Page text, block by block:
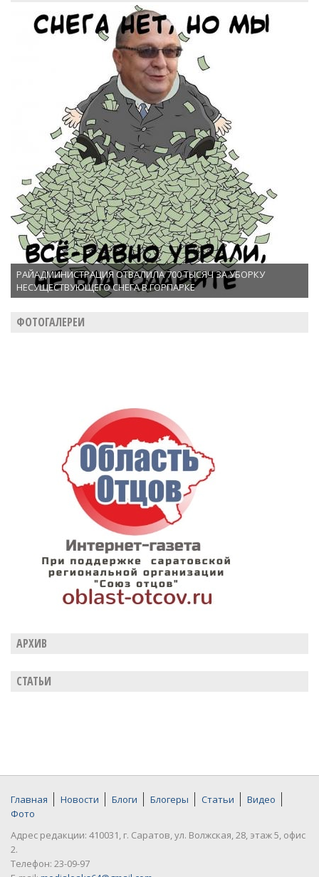
РАЙАДМИНИСТРАЦИЯ ОТВАЛИЛА 700 ТЫСЯЧ ЗА УБОРКУ
НЕСУЩЕСТВУЮЩЕГО СНЕГА В ГОРПАРКЕ
ФОТОГАЛЕРЕИ
АРХИВ
СТАТЬИ
Главная Новости Блоги Блогеры Статьи
Видео
Фото
Адрес редакции: 410031, г. Саратов, ул. Волжская, 28, этаж 5, офис
2.
Телефон: 23-09-97